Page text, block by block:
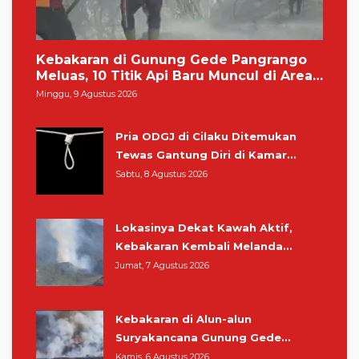
Kebakaran di Gunung Gede Pangrango
Meluas, 10 Titik Api Baru Muncul di Area
Kawah Wadon
Minggu, 9 Agustus 2026
Pria ODGJ di Cilaku Ditemukan
Tewas Gantung Diri di Kamar
Mandi
Sabtu, 8 Agustus 2026
Lokasinya Dekat Kawah Aktif,
Kebakaran Kembali Melanda
Kawasan Gunung Gede Pangrango
Jumat, 7 Agustus 2026
Kebakaran di Alun-alun
Suryakancana Gunung Gede
Pangrango, Relawan dan Warga
Kamis, 6 Agustus 2026